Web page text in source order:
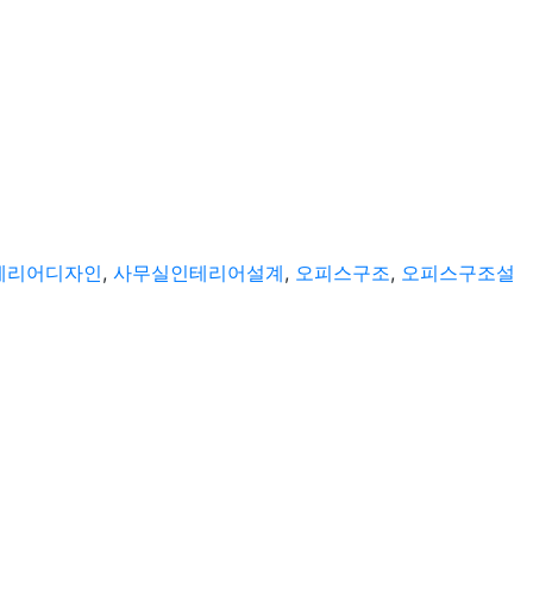
리어디자인, 사무실인테리어설계, 오피스구조, 오피스구조설